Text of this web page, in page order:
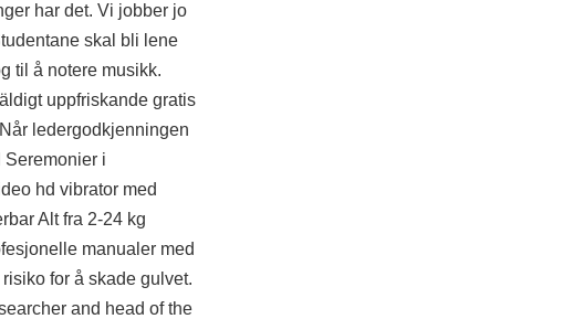
har det. Vi jobber jo
skal bli lene
til å notere musikk.
uppfriskande gratis
ledergodkjenningen
Seremonier i
hd vibrator med
Alt fra 2-24 kg
manualer med
for å skade gulvet.
and head of the